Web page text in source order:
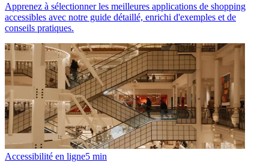
Apprenez à sélectionner les meilleures applications de shopping
accessibles avec notre guide détaillé, enrichi d'exemples et de
conseils pratiques.
Accessibilité en ligne5 min